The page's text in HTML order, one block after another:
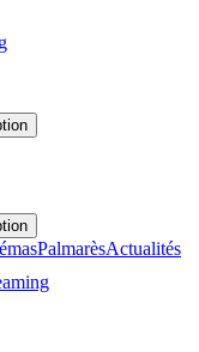
PalmarèsActualités